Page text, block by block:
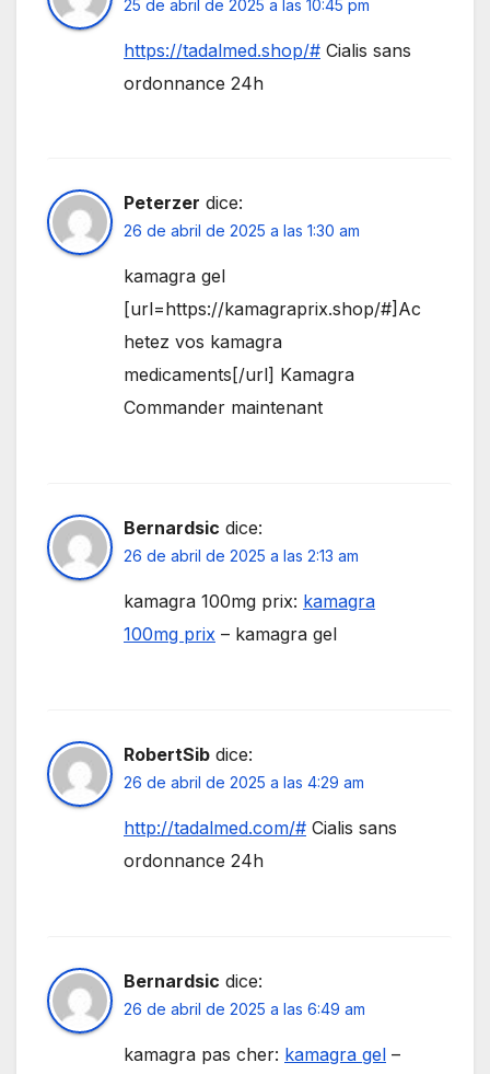
25 de abril de 2025 a las 10:45 pm
https://tadalmed.shop/# Cialis sans
ordonnance 24h
Peterzer dice:
26 de abril de 2025 a las 1:30 am
kamagra gel
[url=https://kamagraprix.shop/#]Ac
hetez vos kamagra
medicaments[/url] Kamagra
Commander maintenant
Bernardsic dice:
26 de abril de 2025 a las 2:13 am
kamagra 100mg prix: kamagra
100mg prix – kamagra gel
RobertSib dice:
26 de abril de 2025 a las 4:29 am
http://tadalmed.com/# Cialis sans
ordonnance 24h
Bernardsic dice:
26 de abril de 2025 a las 6:49 am
kamagra pas cher: kamagra gel –